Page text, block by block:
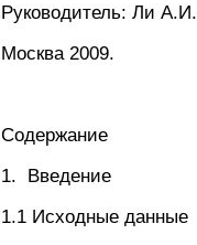
Руководитель: Ли А.И.
Москва 2009.
Содержание
1. Введение
1.1 Исходные данные